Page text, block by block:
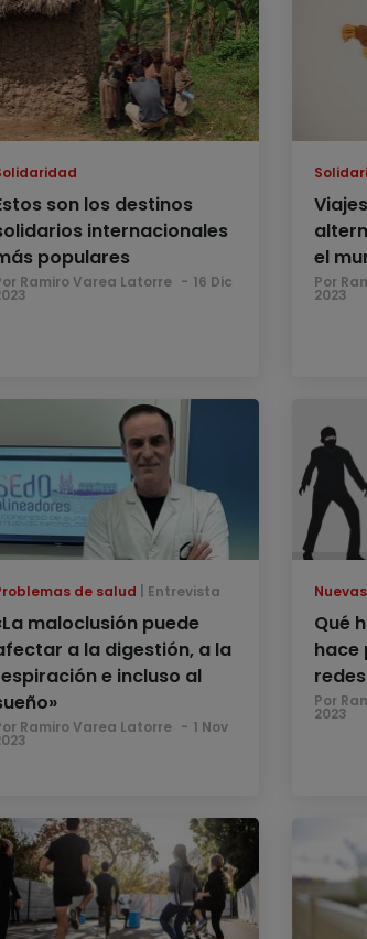
son los destinos
internacionales
populares
Ramiro Varea Latorre 16 Dic
el
Por
2023
de salud Entrevista
maloclusión puede
a la digestión, a la
e incluso al
Ramiro Varea Latorre 1 Nov
Qué
hace
Por
2023